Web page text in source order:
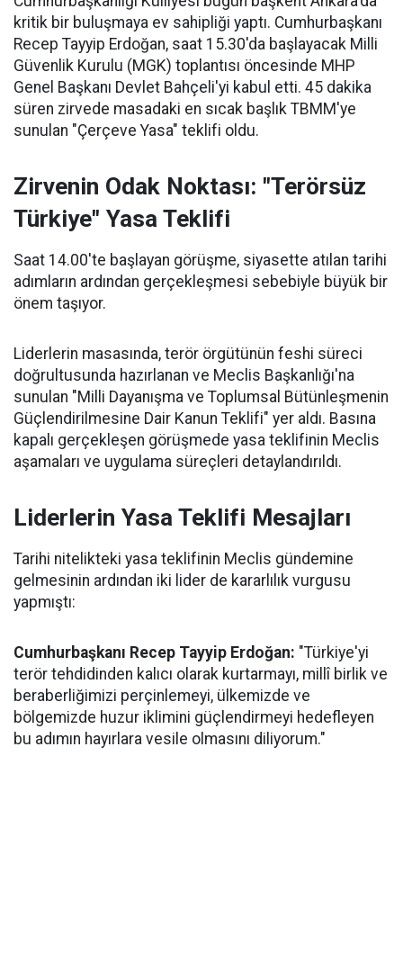
kritik bir buluşmaya ev sahipliği yaptı. Cumhurbaşkanı
Recep Tayyip Erdoğan, saat 15.30'da başlayacak Milli
Güvenlik Kurulu (MGK) toplantısı öncesinde MHP
Genel Başkanı Devlet Bahçeli'yi kabul etti. 45 dakika
süren zirvede masadaki en sıcak başlık TBMM'ye
sunulan "Çerçeve Yasa" teklifi oldu.
Zirvenin Odak Noktası: "Terörsüz
Türkiye" Yasa Teklifi
Saat 14.00'te başlayan görüşme, siyasette atılan tarihi
adımların ardından gerçekleşmesi sebebiyle büyük bir
önem taşıyor.
Liderlerin masasında, terör örgütünün feshi süreci
doğrultusunda hazırlanan ve Meclis Başkanlığı'na
sunulan "Milli Dayanışma ve Toplumsal Bütünleşmenin
Güçlendirilmesine Dair Kanun Teklifi" yer aldı. Basına
kapalı gerçekleşen görüşmede yasa teklifinin Meclis
aşamaları ve uygulama süreçleri detaylandırıldı.
Liderlerin Yasa Teklifi Mesajları
Tarihi nitelikteki yasa teklifinin Meclis gündemine
gelmesinin ardından iki lider de kararlılık vurgusu
yapmıştı:
Cumhurbaşkanı Recep Tayyip Erdoğan: "Türkiye'yi
terör tehdidinden kalıcı olarak kurtarmayı, millî birlik ve
beraberliğimizi perçinlemeyi, ülkemizde ve
bölgemizde huzur iklimini güçlendirmeyi hedefleyen
bu adımın hayırlara vesile olmasını diliyorum."